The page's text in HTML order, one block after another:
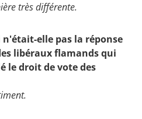
très différente.
elle pas la réponse
libéraux flamands qui
le droit de vote des